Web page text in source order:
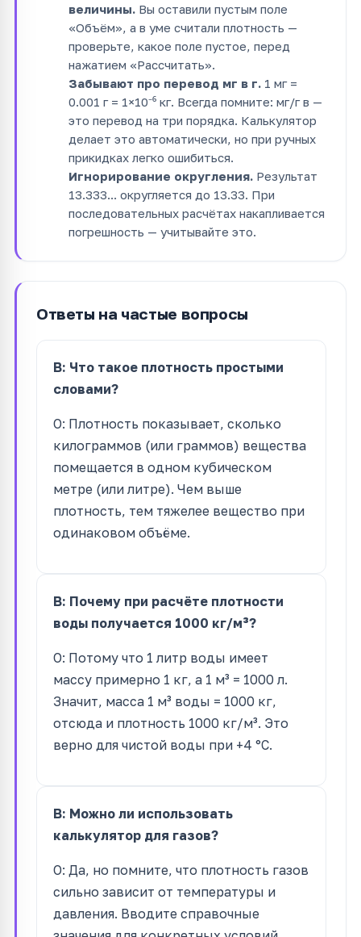
величины. Вы оставили пустым поле
«Объём», а в уме считали плотность —
проверьте, какое поле пустое, перед
нажатием «Рассчитать».
Забывают про перевод мг в г. 1 мг =
0.001 г = 1×10⁻⁶ кг. Всегда помните: мг/г в —
это перевод на три порядка. Калькулятор
делает это автоматически, но при ручных
прикидках легко ошибиться.
Игнорирование округления. Результат
13.333... округляется до 13.33. При
последовательных расчётах накапливается
погрешность — учитывайте это.
Ответы на частые вопросы
В: Что такое плотность простыми
словами?
О: Плотность показывает, сколько
килограммов (или граммов) вещества
помещается в одном кубическом
метре (или литре). Чем выше
плотность, тем тяжелее вещество при
одинаковом объёме.
В: Почему при расчёте плотности
воды получается 1000 кг/м³?
О: Потому что 1 литр воды имеет
массу примерно 1 кг, а 1 м³ = 1000 л.
Значит, масса 1 м³ воды = 1000 кг,
отсюда и плотность 1000 кг/м³. Это
верно для чистой воды при +4 °C.
В: Можно ли использовать
калькулятор для газов?
О: Да, но помните, что плотность газов
сильно зависит от температуры и
давления. Вводите справочные